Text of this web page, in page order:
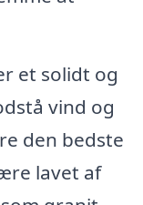
et solidt og
vind og
den bedste
lavet af